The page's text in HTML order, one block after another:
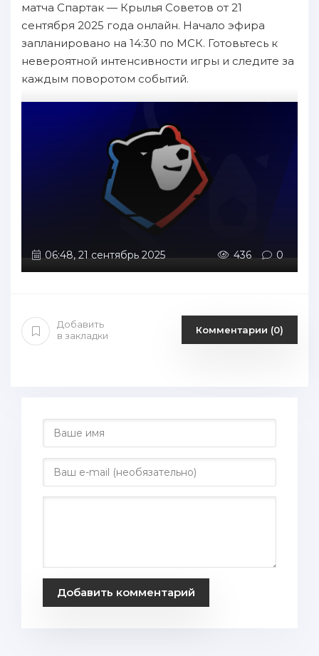
матча Спартак — Крылья Советов от 21
сентября 2025 года онлайн. Начало эфира
запланировано на 14:30 по МСК. Готовьтесь к
невероятной интенсивности игры и следите за
каждым поворотом событий.
06:48, 21 сентябрь 2025 436 0
Добавить
в закладки
Комментарии (0)
Добавить комментарий